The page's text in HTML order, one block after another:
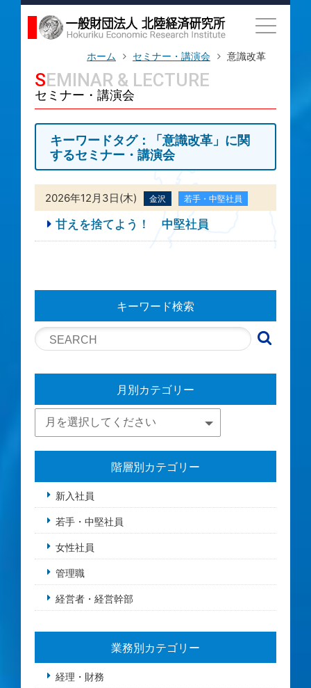
ホーム セミナー・講演会 意識改革
SEMINAR & LECTURE
セミナー・講演会
キーワードタグ：「意識改革」に関
するセミナー・講演会
2026年12月3日(木) 金沢 若手・中堅社員
甘えを捨てよう！ 中堅社員
キーワード検索
月別カテゴリー
階層別カテゴリー
新入社員
若手・中堅社員
女性社員
管理職
経営者・経営幹部
業務別カテゴリー
経理・財務